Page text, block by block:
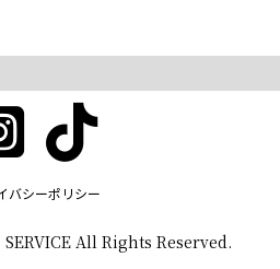
バシーポリシー
All Rights Reserved.